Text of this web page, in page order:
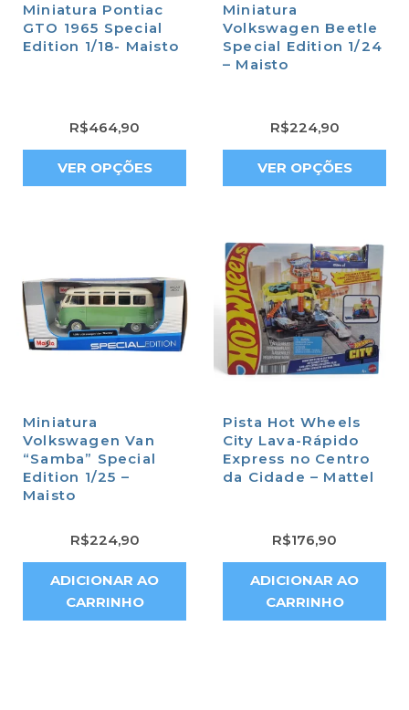
Miniatura Pontiac
GTO 1965 Special
Edition 1/18- Maisto
R$464,90
VER OPÇÕES
Miniatura
Volkswagen Beetle
Special Edition 1/24
– Maisto
R$224,90
VER OPÇÕES
Miniatura
Volkswagen Van
“Samba” Special
Edition 1/25 –
Maisto
R$224,90
ADICIONAR AO
CARRINHO
Pista Hot Wheels
City Lava-Rápido
Express no Centro
da Cidade – Mattel
R$176,90
ADICIONAR AO
CARRINHO